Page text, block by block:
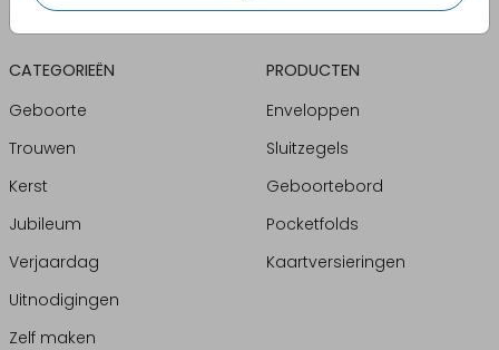
CATEGORIEËN
Geboorte
Trouwen
Kerst
Jubileum
Verjaardag
Uitnodigingen
Zelf maken
PRODUCTEN
Enveloppen
Sluitzegels
Geboortebord
Pocketfolds
Kaartversieringen